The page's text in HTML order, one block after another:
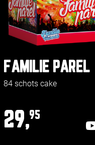
FAMILIE PAREL
84 schots cake
29,95